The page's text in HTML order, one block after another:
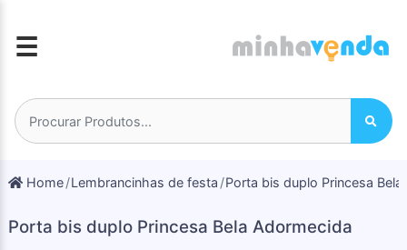
☰
Home Lembrancinhas de festa Porta bis duplo Princesa
Porta bis duplo Princesa Bela Adormecida